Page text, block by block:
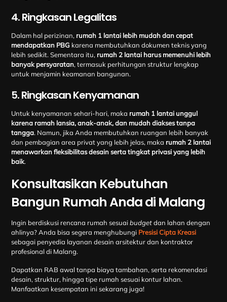
4. Ringkasan Legalitas
Dalam hal perizinan, rumah 1 lantai lebih mudah dan cepat
mendapatkan PBG karena membutuhkan dokumen teknis yang
lebih sedikit. Sementara itu, rumah 2 lantai harus memenuhi lebih
banyak persyaratan, termasuk perhitungan struktur lengkap
untuk menjamin keamanan bangunan.
5. Ringkasan Kenyamanan
Untuk kenyamanan sehari-hari, maka rumah 1 lantai unggul
karena ramah lansia, anak-anak, dan mudah diakses tanpa
tangga. Namun, jika Anda membutuhkan ruangan lebih banyak
dan pembagian area privat yang lebih jelas, maka rumah 2 lantai
menawarkan fleksibilitas desain serta tingkat privasi yang lebih
baik.
Konsultasikan Kebutuhan
Bangun Rumah Anda di Malang
Ingin berdiskusi rencana rumah sesuaibudgetdan lahan dengan
ahlinya? Anda bisa segera menghubungi Presisi Cipta Kreasi
sebagai penyedia layanan desain arsitektur dan kontraktor
profesional di Malang.
Dapatkan RAB awal tanpa biaya tambahan, serta rekomendasi
desain, struktur, hingga tipe rumah sesuai kontur lahan.
Manfaatkan kesempatan ini sekarang juga!